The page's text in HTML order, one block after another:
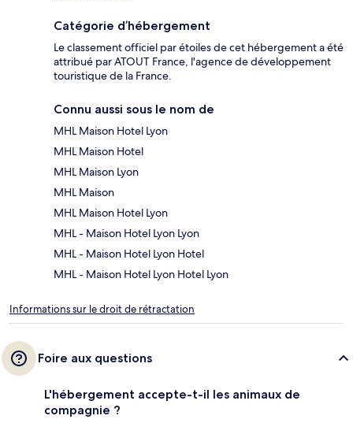
Catégorie d’hébergement
Le classement officiel par étoiles de cet hébergement a été
attribué par ATOUT France, l'agence de développement
touristique de la France.
Connu aussi sous le nom de
MHL Maison Hotel Lyon
MHL Maison Hotel
MHL Maison Lyon
MHL Maison
MHL Maison Hotel Lyon
MHL - Maison Hotel Lyon Lyon
MHL - Maison Hotel Lyon Hotel
MHL - Maison Hotel Lyon Hotel Lyon
Informations sur le droit de rétractation
Foire aux questions
L'hébergement accepte-t-il les animaux de
compagnie ?